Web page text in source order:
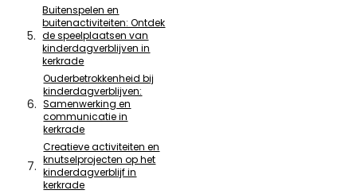
Buitenspelen en
buitenactiviteiten: Ontdek
de speelplaatsen van
kinderdagverblijven in
kerkrade
Ouderbetrokkenheid bij
kinderdagverblijven:
Samenwerking en
communicatie in
kerkrade
Creatieve activiteiten en
knutselprojecten op het
kinderdagverblijf in
kerkrade